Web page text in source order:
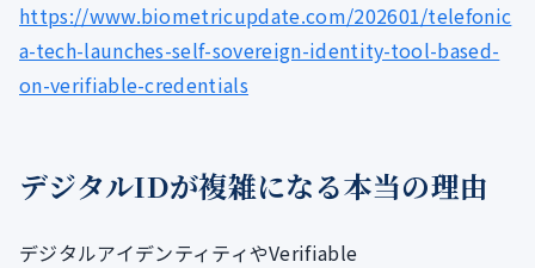
https://www.biometricupdate.com/202601/telefonic
a-tech-launches-self-sovereign-identity-tool-based-
on-verifiable-credentials
デジタルIDが複雑になる本当の理由
デジタルアイデンティティやVerifiable